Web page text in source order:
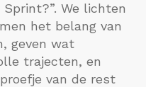
We lichten
het belang van
geven wat
trajecten, en
van de rest